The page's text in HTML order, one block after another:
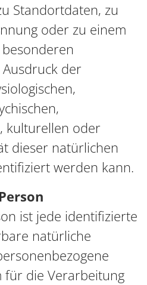
Standortdaten, zu
oder zu einem
der
kulturellen oder
dieser natürlichen
werden kann.
ist jede identifizierte
natürliche
für die Verarbeitung